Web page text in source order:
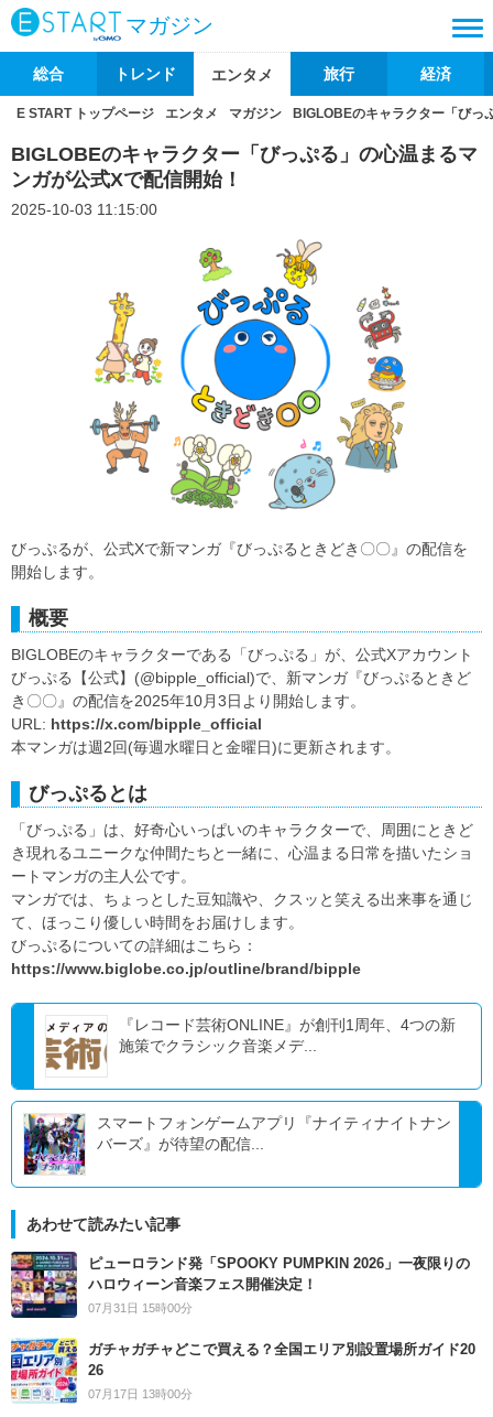
マガジン
総合 トレンド エンタメ 旅行 経済
E START トップページ エンタメ マガジン BIGLOBEのキャラクター「びっ
BIGLOBEのキャラクター「びっぷる」の心温まるマ
ンガが公式Xで配信開始！
2025-10-03 11:15:00
びっぷるが、公式Xで新マンガ『びっぷるときどき〇〇』の配信を
開始します。
概要
BIGLOBEのキャラクターである「びっぷる」が、公式Xアカウント
びっぷる【公式】(@bipple_official)で、新マンガ『びっぷるときど
き〇〇』の配信を2025年10月3日より開始します。
URL: https://x.com/bipple_official
本マンガは週2回(毎週水曜日と金曜日)に更新されます。
びっぷるとは
「びっぷる」は、好奇心いっぱいのキャラクターで、周囲にときど
き現れるユニークな仲間たちと一緒に、心温まる日常を描いたショ
ートマンガの主人公です。
マンガでは、ちょっとした豆知識や、クスッと笑える出来事を通じ
て、ほっこり優しい時間をお届けします。
びっぷるについての詳細はこちら：
https://www.biglobe.co.jp/outline/brand/bipple
『レコード芸術ONLINE』が創刊1周年、4つの新
施策でクラシック音楽メデ...
スマートフォンゲームアプリ『ナイティナイトナン
バーズ』が待望の配信...
あわせて読みたい記事
ピューロランド発「SPOOKY PUMPKIN 2026」一夜限りの
ハロウィーン音楽フェス開催決定！
07月31日 15時00分
ガチャガチャどこで買える？全国エリア別設置場所ガイド20
26
07月17日 13時00分